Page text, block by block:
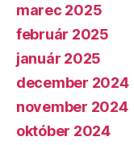
marec 2025
február 2025
január 2025
december 2024
november 2024
október 2024